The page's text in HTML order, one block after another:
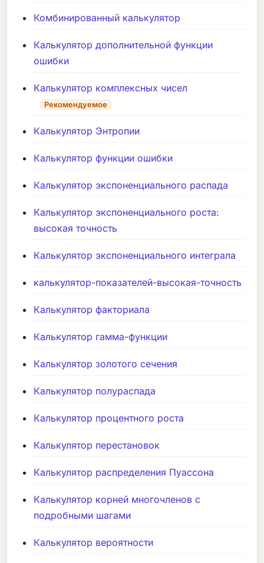
Комбинированный калькулятор
Калькулятор дополнительной функции
ошибки
Калькулятор комплексных чисел
Рекомендуемое
Калькулятор Энтропии
Калькулятор функции ошибки
Калькулятор экспоненциального распада
Калькулятор экспоненциального роста:
высокая точность
Калькулятор экспоненциального интеграла
калькулятор-показателей-высокая-точность
Калькулятор факториала
Калькулятор гамма-функции
Калькулятор золотого сечения
Калькулятор полураспада
Калькулятор процентного роста
Калькулятор перестановок
Калькулятор распределения Пуассона
Калькулятор корней многочленов с
подробными шагами
Калькулятор вероятности